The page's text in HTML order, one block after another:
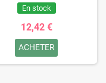
En stock
12,42 €
ACHETER